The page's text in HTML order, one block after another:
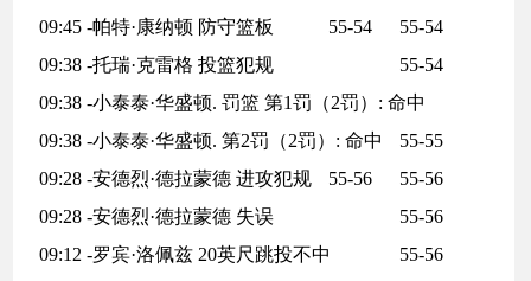
55-54
09:45 -帕特·康纳顿 防守篮板
55-54
09:38 -托瑞·克雷格 投篮犯规
55-54
09:38 -小泰泰·华盛顿. 罚篮 第1罚（2罚）: 命中
55-55
09:38 -小泰泰·华盛顿. 第2罚（2罚）: 命中
55-56
09:28 -安德烈·德拉蒙德 进攻犯规
55-56
09:28 -安德烈·德拉蒙德 失误
55-56
09:12 -罗宾·洛佩兹 20英尺跳投不中
55-56